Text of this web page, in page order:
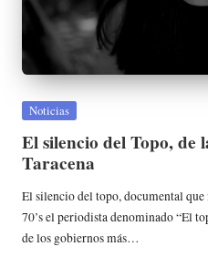
Publicada
Noticias
El silencio del Topo, de
Taracena
El silencio del topo, documental que
70’s el periodista denominado “El
de los gobiernos más…